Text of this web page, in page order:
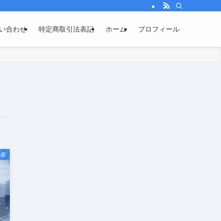
合わせ 特定商取引法表記 ホーム プロフィール